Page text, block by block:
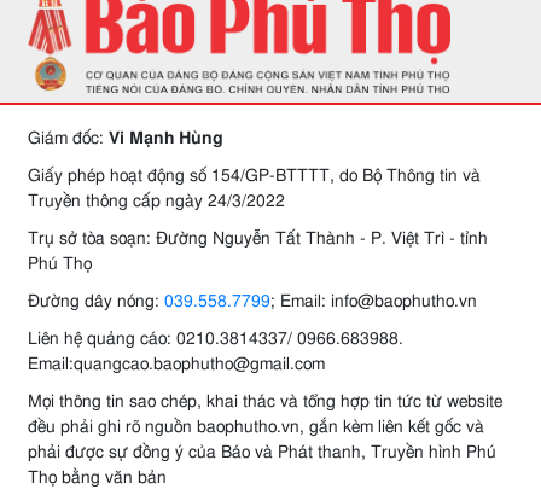
Giám đốc: Vi Mạnh Hùng
Giấy phép hoạt động số 154/GP-BTTTT, do Bộ Thông tin và
Truyền thông cấp ngày 24/3/2022
Trụ sở tòa soạn: Đường Nguyễn Tất Thành - P. Việt Trì - tỉnh
Phú Thọ
Đường dây nóng: 039.558.7799; Email: info@baophutho.vn
Liên hệ quảng cáo: 0210.3814337/ 0966.683988.
Email:quangcao.baophutho@gmail.com
Mọi thông tin sao chép, khai thác và tổng hợp tin tức từ website
đều phải ghi rõ nguồn baophutho.vn, gắn kèm liên kết gốc và
phải được sự đồng ý của Báo và Phát thanh, Truyền hình Phú
Thọ bằng văn bản